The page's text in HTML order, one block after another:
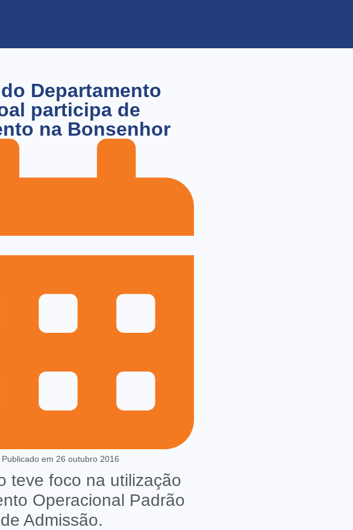
Departamento
participa de
na Bonsenhor
Publicado em 26 outubro 2016
teve foco na utilização
Operacional Padrão
Admissão.